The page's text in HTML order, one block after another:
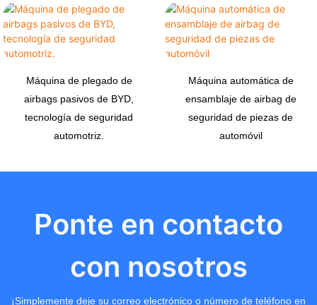
Máquina de plegado de
airbags pasivos de BYD,
tecnología de seguridad
automotriz.
Máquina automática de
ensamblaje de airbag de
seguridad de piezas de
automóvil
Ponte en contacto
con nosotros
¡Simplemente deje su correo electrónico o número de teléfono en